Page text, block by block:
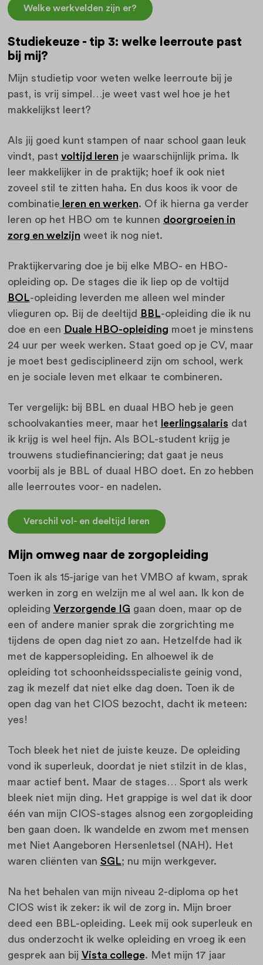
Welke werkvelden zijn er?
Studiekeuze - tip 3: welke leerroute past
bij mij?
Mijn studietip voor weten welke leerroute bij je
past, is vrij simpel…je weet vast wel hoe je het
makkelijkst leert?
Als jij goed kunt stampen of naar school gaan leuk
vindt, past voltijd leren je waarschijnlijk prima. Ik
leer makkelijker in de praktijk; hoef ik ook niet
zoveel stil te zitten haha. En dus koos ik voor de
combinatie leren en werken. Of ik hierna ga verder
leren op het HBO om te kunnen doorgroeien in
zorg en welzijn weet ik nog niet.
Praktijkervaring doe je bij elke MBO- en HBO-
opleiding op. De stages die ik liep op de voltijd
BOL-opleiding leverden me alleen wel minder
vlieguren op. Bij de deeltijd
BBL-opleiding die ik nu
doe en een Duale HBO-opleiding moet je minstens
24 uur per week werken. Staat goed op je CV, maar
je moet best gedisciplineerd zijn om school, werk
en je sociale leven met elkaar te combineren.
Ter vergelijk: bij BBL en duaal HBO heb je geen
schoolvakanties meer, maar het
leerlingsalaris dat
ik krijg is wel heel fijn. Als BOL-student krijg je
trouwens studiefinanciering; dat gaat je neus
voorbij als je BBL of duaal HBO doet. En zo hebben
alle leerroutes voor- en nadelen.
Verschil vol- en deeltijd leren
Mijn omweg naar de zorgopleiding
Toen ik als 15-jarige van het VMBO af kwam, sprak
werken in zorg en welzijn me al wel aan. Ik kon de
opleiding Verzorgende IG gaan doen, maar op de
een of andere manier sprak die zorgrichting me
tijdens de open dag niet zo aan. Hetzelfde had ik
met de kappersopleiding. En alhoewel ik de
opleiding tot schoonheidsspecialiste geinig vond,
zag ik mezelf dat niet elke dag doen. Toen ik de
open dag van het CIOS bezocht, dacht ik meteen:
yes!
Toch bleek het niet de juiste keuze. De opleiding
vond ik superleuk, doordat je niet stilzit in de klas,
maar actief bent. Maar de stages… Sport als werk
bleek niet mijn ding. Het grappige is wel dat ik door
één van mijn CIOS-stages alsnog een zorgopleiding
ben gaan doen. Ik wandelde en zwom met mensen
met Niet Aangeboren Hersenletsel (NAH). Het
waren cliënten van SGL; nu mijn werkgever.
Na het behalen van mijn niveau 2-diploma op het
CIOS wist ik zeker: ik wil de zorg in. Mijn broer
deed een BBL-opleiding. Leek mij ook superleuk en
dus onderzocht ik welke opleiding en vroeg ik een
gesprek aan bij Vista college. Met mijn 17 jaar